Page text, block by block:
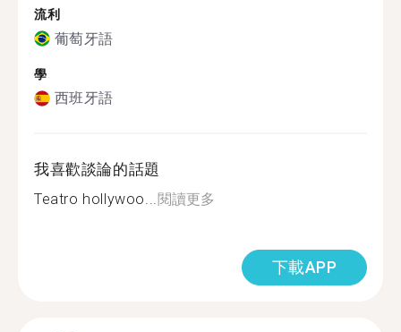
流利
葡萄牙語
學
西班牙語
我喜歡談論的話題
Teatro hollywoo...閱讀更多
下載APP